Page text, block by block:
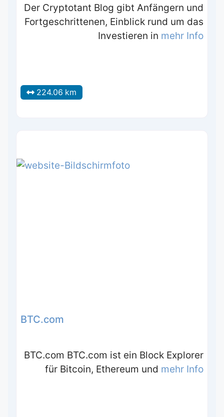
Der Cryptotant Blog gibt Anfängern und
Fortgeschrittenen, Einblick rund um das
Investieren in mehr Info
224.06 km
BTC.com
BTC.com BTC.com ist ein Block Explorer
für Bitcoin, Ethereum und mehr Info